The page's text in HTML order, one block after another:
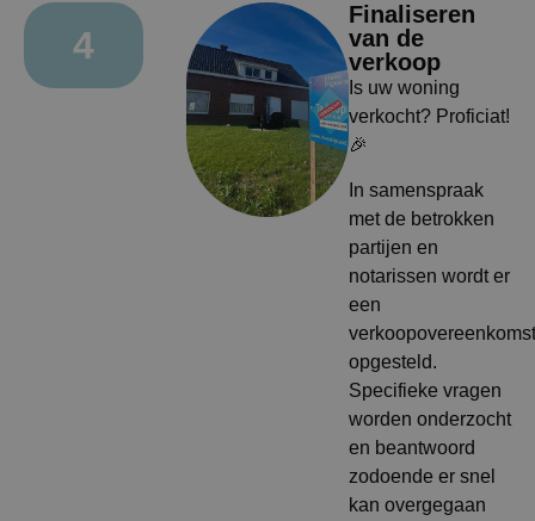
4
Finaliseren
van de
verkoop
Is uw woning
verkocht? Proficiat!
🎉
In samenspraak
met de betrokken
partijen en
notarissen wordt er
een
verkoopovereenkomst
opgesteld.
Specifieke vragen
worden onderzocht
en beantwoord
zodoende er snel
kan overgegaan